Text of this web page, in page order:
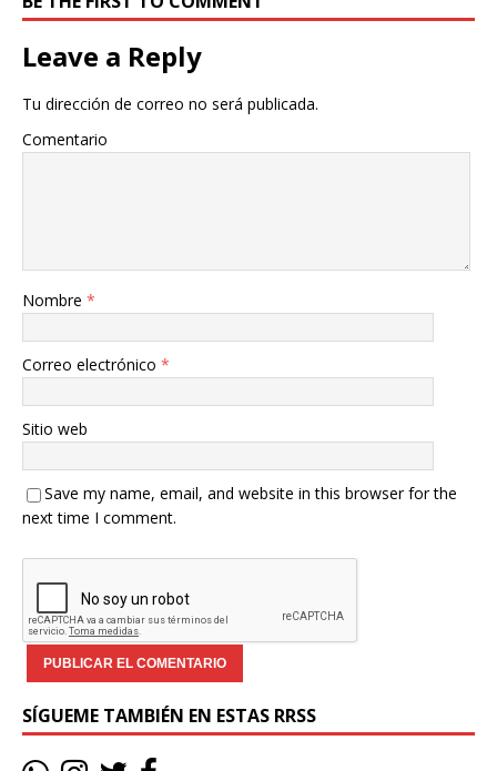
Leave a Reply
Tu dirección de correo no será publicada.
Comentario
Nombre *
Correo electrónico *
Sitio web
Save my name, email, and website in this browser for the
next time I comment.
SÍGUEME TAMBIÉN EN ESTAS RRSS